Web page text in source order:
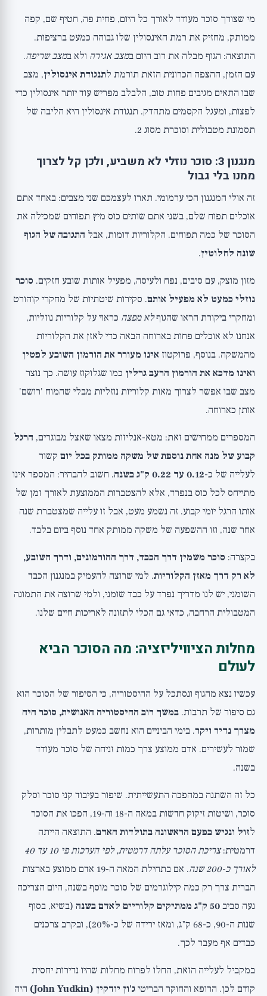
מי שצורך סוכר מעודד לאורך כל היום, פחית פה, חטיף שם, קפה
ממותק, מחזיק את רמת האינסולין שלו גבוהה כמעט ברציפות.
התוצאה: הגוף מבלה את רוב היום במצב אגירה ולא במצב שריפה.
עם הזמן, ההצפה הכרונית הזאת תורמת לתנגודת אינסולין, מצב
שבו התאים מגיבים פחות טוב, הלבלב מפריש עוד יותר אינסולין כדי
לפצות, ומעגל הקסמים מתהדק. תנגודת אינסולין היא הליבה של
תסמונת מטבולית וסוכרת מסוג 2.
מנגנון 3: סוכר נוזלי לא משביע, ולכן קל לצרוך
ממנו בלי גבול
זה אולי המנגנון הכי ערמומי. תארו לעצמכם שני מצבים: באחד אתם
אוכלים תפוח שלם, בשני אתם שותים כוס מיץ תפוחים שמכילה את
הסוכר של כמה תפוחים. הקלוריות דומות, אבל התגובה של הגוף
שונה לחלוטין.
מזון מוצק, עם סיבים, נפח ולעיסה, מפעיל אותות שובע חזקים. סוכר
נוזלי כמעט לא מפעיל אותם. סקירות שיטתיות של מחקרי קוהורט
ומחקרי ביקורת הראו שהגוףלא מפצה כראוי על קלוריות נוזליות,
אנחנו לא אוכלים פחות בארוחה הבאה כדי לאזן את הקלוריות
מהמשקה. בנוסף, פרוקטוז אינו מעורר את הורמון השובע לפטין
ואינו מדכא את הורמון הרעב גרלין כמו שגלוקוז עושה. כך נוצר
מצב שבו אפשר לצרוך מאות קלוריות נוזליות מבלי שהמוח 'רושם'
אותן כארוחה.
המספרים ממחישים זאת: מטא-אנליזות מצאו שאצל מבוגרים, הרגל
קבוע של מנה אחת נוספת של משקה ממותק בכל יום קשור
לעלייה של כ-0.12 עד 0.22 ק"ג בשנה
. חשוב להבהיר: המספר אינו
מתייחס לכל כוס בנפרד, אלא להצטברות הממוצעת לאורך זמן של
אותו הרגל יומי קבוע. זה נשמע מעט, אבל זו עלייה שמצטברת שנה
אחר שנה, וזו ההשפעה של משקה ממותק אחד נוסף ביום בלבד.
בקצרה: סוכר משמין דרך הכבד, דרך ההורמונים, ודרך השובע,
לא רק דרך מאזן הקלוריות. למי שרוצה להעמיק במנגנון הכבד
השומני, יש לנו מדריך נפרד על כבד שומני, ולמי שרוצה את התמונה
המטבולית הרחבה, כדאי גם הכלי לתזונה לאריכות חיים שלנו.
מחלות הציוויליזציה: מה הסוכר הביא
לעולם
עכשיו נצא מהגוף ונסתכל על ההיסטוריה, כי הסיפור של הסוכר הוא
גם סיפור של תרבות. במשך רוב ההיסטוריה האנושית, סוכר היה
מצרך נדיר ויקר. בימי הביניים הוא נחשב כמעט לתבלין מותרות,
שמור לעשירים. אדם ממוצע צרך כמות זניחה של סוכר מעודד
בשנה.
כל זה השתנה במהפכה התעשייתית. שיפור בעיבוד קני סוכר וסלק
סוכר, ושיטות זיקוק חדשות במאה ה-18 וה-19, הפכו את הסוכר
לזול ונגיש בפעם הראשונה בתולדות האדם. התוצאה הייתה
דרמטית:
צריכת הסוכר עלתה דרמטית, לפי הערכות פי 10 עד 40
לאורך כ-200 שנה
. אם בתחילת המאה ה-19 אדם ממוצע בארצות
הברית צרך רק כמה קילוגרמים של סוכר מוסף בשנה, היום הצריכה
נעה סביב50 ק"ג ממתיקים קלוריים לאדם בשנה
(בשיא, בסוף
שנות ה-90, כ-68 ק"ג, ומאז ירידה של כ-20%), ובקרב צרכנים
כבדים אף מעבר לכך.
במקביל לעלייה הזאת, החלו לפרוח מחלות שהיו נדירות יחסית
קודם לכן. הרופא והחוקר הבריטיג'ון יודקין (John Yudkin)
היה